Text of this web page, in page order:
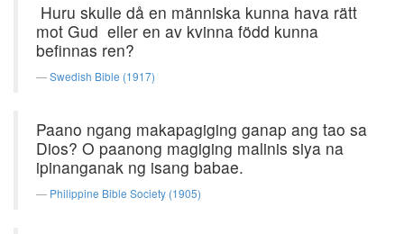
Huru skulle då en människa kunna hava rätt
mot Gud eller en av kvinna född kunna
befinnas ren?
Swedish Bible (1917)
Paano ngang makapagiging ganap ang tao sa
Dios? O paanong magiging malinis siya na
ipinanganak ng isang babae.
Philippine Bible Society (1905)